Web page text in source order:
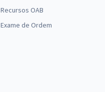
Recursos OAB
Exame de Ordem